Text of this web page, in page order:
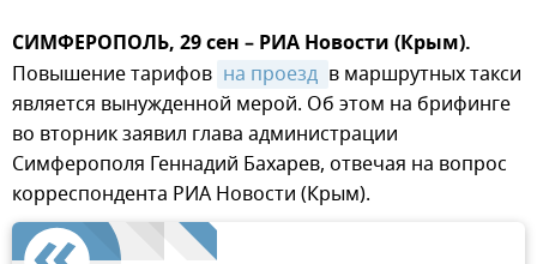
СИМФЕРОПОЛЬ, 29 сен – РИА Новости (Крым).
Повышение тарифов на проезд в маршрутных такси
является вынужденной мерой. Об этом на брифинге
во вторник заявил глава администрации
Симферополя Геннадий Бахарев, отвечая на вопрос
корреспондента РИА Новости (Крым).